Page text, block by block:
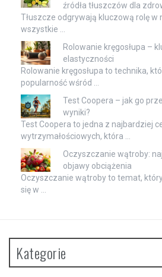
źródła tłuszczów dla
Tłuszcze odgrywają kluczową rolę w
wszystkie …
Rolowanie kręgosłupa –
elastyczności
Rolowanie kręgosłupa to technika,
popularność wśród …
Test Coopera – jak go
wyniki?
Test Coopera to jedna z najbardziej
wytrzymałościowych, która …
Oczyszczanie wątroby:
objawy obciążenia
Oczyszczanie wątroby to temat,
się w …
Kategorie